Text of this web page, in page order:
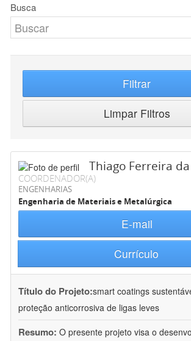
Busca
Filtrar
Limpar Filtros
Thiago Ferreira
COORDENADOR(A)
ENGENHARIAS
Engenharia de Materiais e Metalúrgica
E-mail
Currículo
Título do Projeto:smart coatings
proteção anticorrosiva de ligas leves
Resumo: O presente projeto visa o